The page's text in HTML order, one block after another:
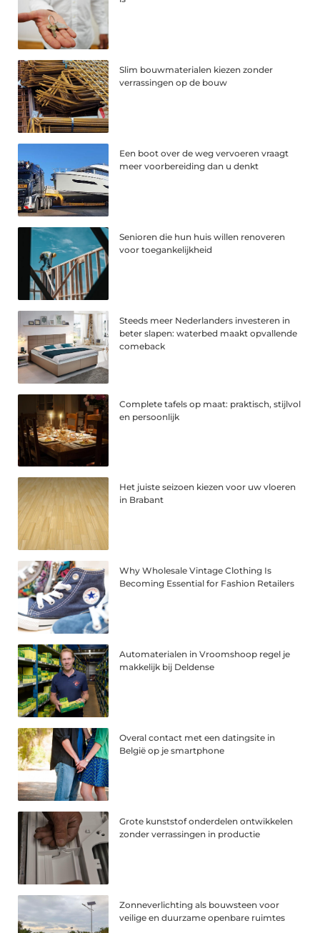
Slim bouwmaterialen kiezen zonder
verrassingen op de bouw
Een boot over de weg vervoeren vraagt
meer voorbereiding dan u denkt
Senioren die hun huis willen renoveren
voor toegankelijkheid
Steeds meer Nederlanders investeren in
beter slapen: waterbed maakt opvallende
comeback
Complete tafels op maat: praktisch, stijlvol
en persoonlijk
Het juiste seizoen kiezen voor uw vloeren
in Brabant
Why Wholesale Vintage Clothing Is
Becoming Essential for Fashion Retailers
Automaterialen in Vroomshoop regel je
makkelijk bij Deldense
Overal contact met een datingsite in
België op je smartphone
Grote kunststof onderdelen ontwikkelen
zonder verrassingen in productie
Zonneverlichting als bouwsteen voor
veilige en duurzame openbare ruimtes